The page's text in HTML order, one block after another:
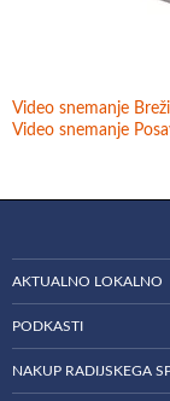
Video snemanje
Video snemanje
AKTUALNO LOKALNO
PODKASTI
NAKUP RADIJSKEGA